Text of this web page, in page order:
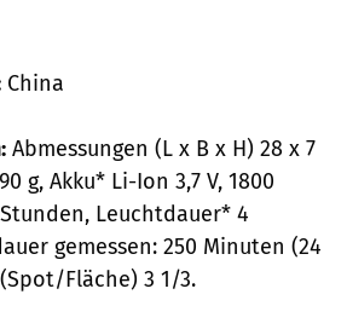
China
Abmessungen (L x B x H) 28 x 7
g, Akku* Li-Ion 3,7 V, 1800
Leuchtdauer* 4
gemessen: 250 Minuten (24
Fläche) 3 1/3.